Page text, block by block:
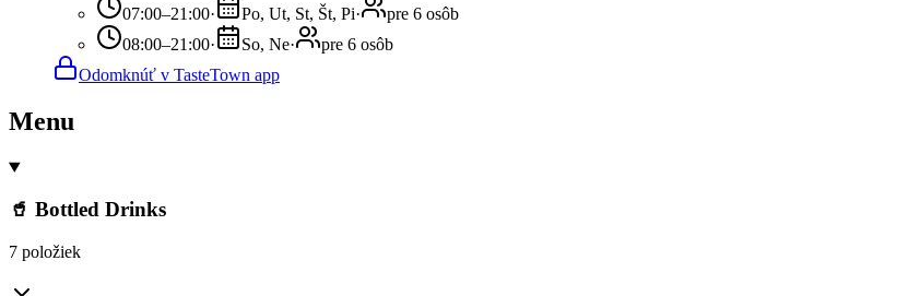
07:00–21:00· Po, Ut, St, Št, Pi·
pre 6 osôb
08:00–21:00· So, Ne·
pre 6 osôb
Odomknúť v TasteTown app
Menu
🥤 Bottled Drinks
7 položiek